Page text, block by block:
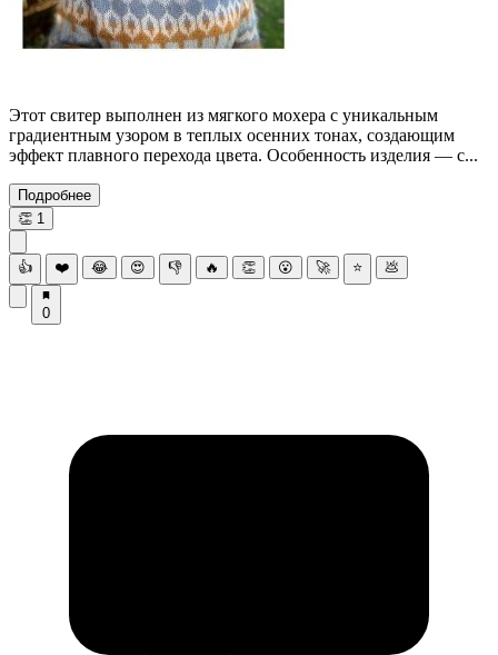
Этот свитер выполнен из мягкого мохера с уникальным
градиентным узором в теплых осенних тонах, создающим
эффект плавного перехода цвета. Особенность изделия — с...
Подробнее
👏 1
👍 ❤️ 😂 😍 👎 🔥 👏 😮 🚀 ⭐ 💩
0